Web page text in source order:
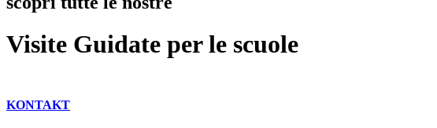
Visite Guidate per le scuole
KONTAKT